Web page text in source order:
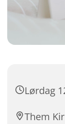
Lørdag
Them